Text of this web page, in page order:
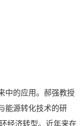
中的应用。郝强教授
能源转化技术的研
经济转型。近年来在